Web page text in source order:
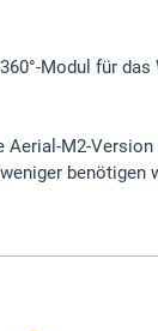
Modul für
M2-
benötigen